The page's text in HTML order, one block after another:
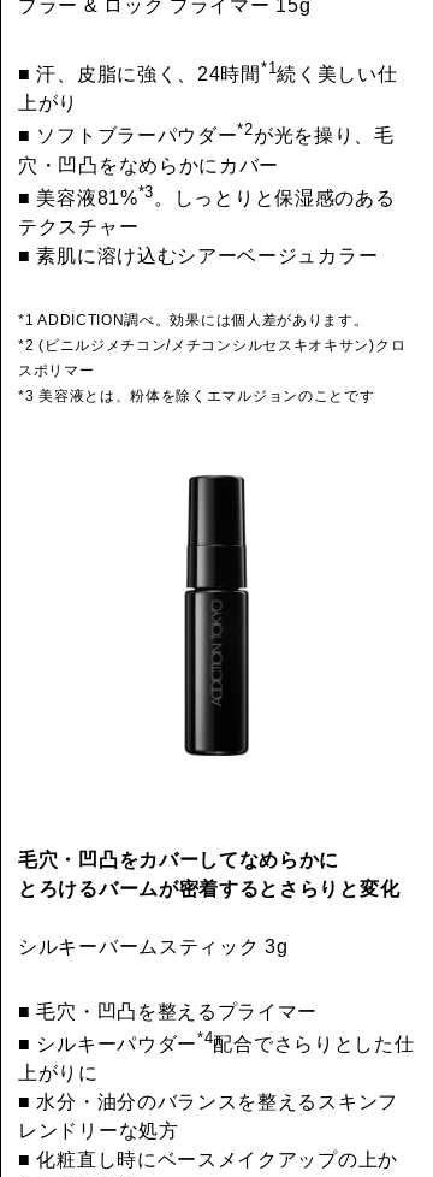
ブラー & ロック プライマー 15g
■ 汗、皮脂に強く、24時間 *1続く美しい仕
上がり
■ ソフトブラーパウダー*2が光を操り、毛
穴・凹凸をなめらかにカバー
■ 美容液81%*3 。しっとりと保湿感のある
テクスチャー
■ 素肌に溶け込むシアーベージュカラー
*1 ADDICTION調べ。効果には個人差があります。
*2 (ビニルジメチコン/メチコンシルセスキオキサン)クロ
スポリマー
*3 美容液とは、粉体を除くエマルジョンのことです
毛穴・凹凸をカバーしてなめらかに
とろけるバームが密着するとさらりと変化
シルキーバームスティック 3g
■ 毛穴・凹凸を整えるプライマー
■ シルキーパウダー*4配合でさらりとした仕
上がりに
■ 水分・油分のバランスを整えるスキンフ
レンドリーな処方
■ 化粧直し時にベースメイクアップの上か